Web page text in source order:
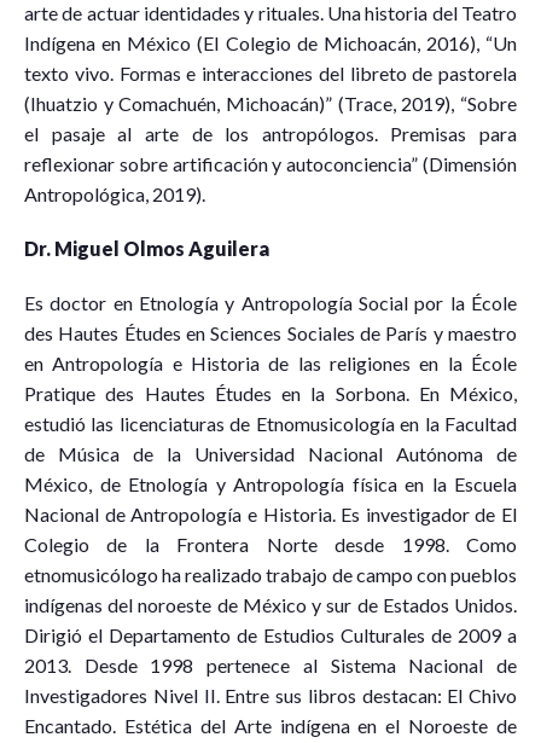
arte de actuar identidades y rituales. Una historia del Teatro
Indígena en México (El Colegio de Michoacán, 2016), “Un
texto vivo. Formas e interacciones del libreto de pastorela
(Ihuatzio y Comachuén, Michoacán)” (Trace, 2019), “Sobre
el pasaje al arte de los antropólogos. Premisas para
reflexionar sobre artificación y autoconciencia” (Dimensión
Antropológica, 2019).
Dr. Miguel Olmos Aguilera
Es doctor en Etnología y Antropología Social por la École
des Hautes Études en Sciences Sociales de París y maestro
en Antropología e Historia de las religiones en la École
Pratique des Hautes Études en la Sorbona. En México,
estudió las licenciaturas de Etnomusicología en la Facultad
de Música de la Universidad Nacional Autónoma de
México, de Etnología y Antropología física en la Escuela
Nacional de Antropología e Historia. Es investigador de El
Colegio de la Frontera Norte desde 1998. Como
etnomusicólogo ha realizado trabajo de campo con pueblos
indígenas del noroeste de México y sur de Estados Unidos.
Dirigió el Departamento de Estudios Culturales de 2009 a
2013. Desde 1998 pertenece al Sistema Nacional de
Investigadores Nivel II. Entre sus libros destacan: El Chivo
Encantado. Estética del Arte indígena en el Noroeste de